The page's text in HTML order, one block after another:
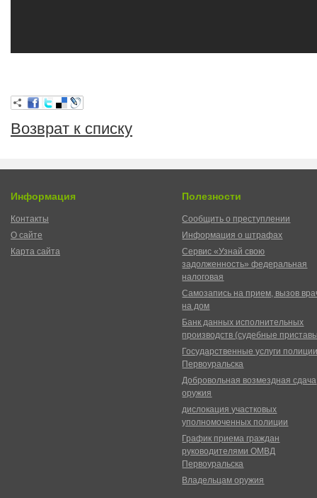
Возврат к списку
Информация
Контакты
О сайте
Карта сайта
Полезности
Сообщить о преступлении
Информация о штрафах
Сервис «Узнай свою
задолженность» федеральная
налоговая
Самозапись на прием, вызов
на дом
Банк данных исполнительных
производств (судебные
Государственные услуги
Первоуральска
Добровольная возмездная сдача
оружия
дислокация участковых
уполномоченных полиции
График приема граждан
руководителями ОМВД
Первоуральска
Владельцам оружия